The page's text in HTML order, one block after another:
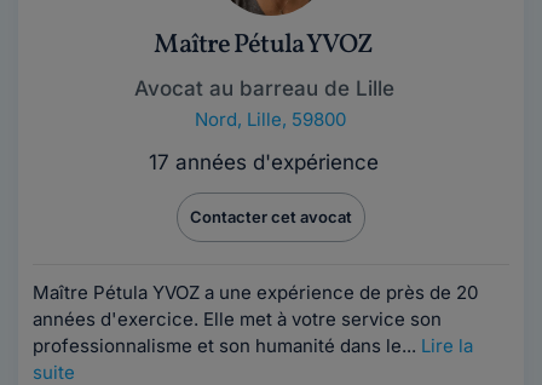
Maître Pétula YVOZ
Avocat au barreau de Lille
Nord, Lille, 59800
17 années d'expérience
Contacter cet avocat
Maître Pétula YVOZ a une expérience de près de 20
années d'exercice. Elle met à votre service son
professionnalisme et son humanité dans le... Lire la
suite